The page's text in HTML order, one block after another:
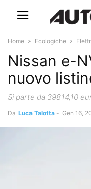
Home Ecologiche
Nissan e-
nuovo
Si parte da 39814,10
Da Luca Talotta - Gen 16,